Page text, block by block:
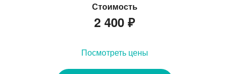
Стоимость
2 400 ₽
Посмотреть цены